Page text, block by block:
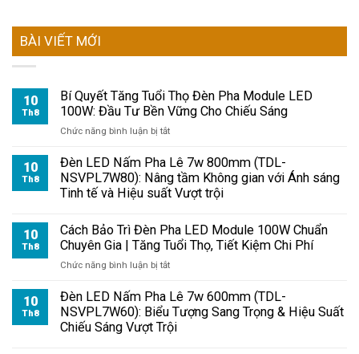
BÀI VIẾT MỚI
10
Th8
Bí Quyết Tăng Tuổi Thọ Đèn Pha Module LED
100W: Đầu Tư Bền Vững Cho Chiếu Sáng
Chức năng bình luận bị tắtở
Quyết
Tăng
Tuổi
Pha
Module
Đầu
Tư
Bền
Vững
10
Th8
Đèn LED Nấm Pha Lê 7w 800mm (TDL-
NSVPL7W80): Nâng tầm Không gian với Ánh sáng
Tinh tế và Hiệu suất Vượt trội
10
Th8
Cách Bảo Trì Đèn Pha LED Module 100W Chuẩn
Chuyên Gia | Tăng Tuổi Thọ, Tiết Kiệm Chi Phí
Chức năng bình luận bị tắtở
Bảo
Trì
Đèn
Pha
10
Th8
Đèn LED Nấm Pha Lê 7w 600mm (TDL-
NSVPL7W60): Biểu Tượng Sang Trọng & Hiệu Suất
Chiếu Sáng Vượt Trội